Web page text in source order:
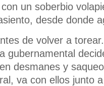
un soberbio
desde donde
de volver a
gubernamental
desmanes y
va con ellos junto